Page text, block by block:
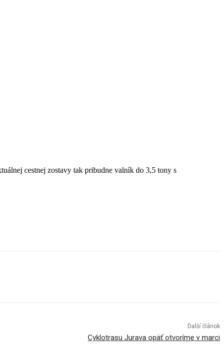
cestnej zostavy tak pribudne valník do 3,5 tony s
Ďalší článok
Cyklotrasu Jurava opäť otvoríme v marci